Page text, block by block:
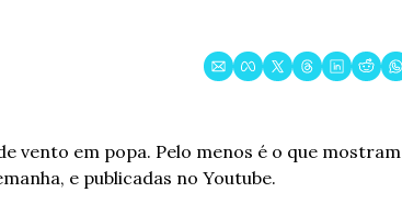
vento em popa. Pelo menos é o que mostram
e publicadas no Youtube.